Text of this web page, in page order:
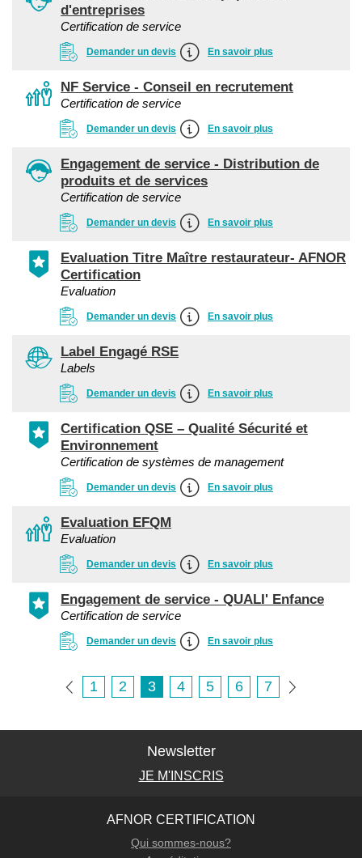
d'entreprises
Certification de service
Demander un devis En savoir plus
NF Service - Conseil en recrutement
Certification de service
Demander un devis En savoir plus
Engagement de service - Distribution de
produits et de services
Certification de service
Demander un devis En savoir plus
Evaluation Titre Maître restaurateur- AFNOR
Certification
Evaluation
Demander un devis En savoir plus
Label Engagé RSE
Labels
Demander un devis En savoir plus
Certification QSE – Qualité Sécurité et
Environnement
Certification de systèmes de management
Demander un devis En savoir plus
Evaluation EFQM
Evaluation
Demander un devis En savoir plus
Engagement de service - QUALI' Enfance
Certification de service
Demander un devis En savoir plus
1 2 3 4 5 6 7
Newsletter
JE M'INSCRIS
AFNOR CERTIFICATION
Qui sommes-nous?